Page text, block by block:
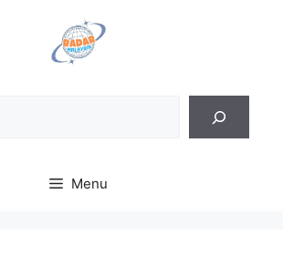
Menu